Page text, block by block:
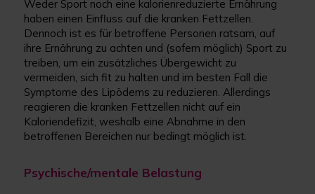
Weder Sport noch eine kalorienreduzierte Ernährung
haben einen Einfluss auf die kranken Fettzellen.
Dennoch ist es für betroffene Personen ratsam, auf
ihre Ernährung zu achten und (sofern möglich) Sport zu
treiben, um ein zusätzliches Übergewicht zu
vermeiden, sich fit zu halten und im besten Fall die
Symptome des Lipödems zu reduzieren. Allerdings
reagieren die kranken Fettzellen nicht auf ein
Kaloriendefizit, weshalb eine Abnahme in den
betroffenen Bereichen nur bedingt möglich ist.
Psychische/mentale Belastung